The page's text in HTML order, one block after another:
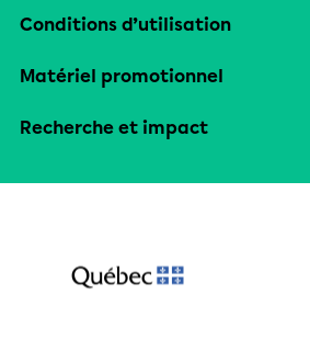
Conditions d’utilisation
Matériel promotionnel
Recherche et impact